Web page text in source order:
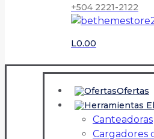
+504 2221-2122
L0.00
Ofertas
Canteadoras
Cargadores